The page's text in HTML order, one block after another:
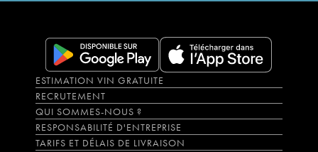
ESTIMATION VIN GRATUITE
RECRUTEMENT
QUI SOMMES-NOUS ?
RESPONSABILITÉ D'ENTREPRISE
TARIFS ET DÉLAIS DE LIVRAISON